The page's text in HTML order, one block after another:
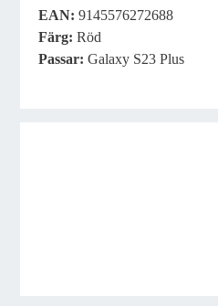
EAN: 9145576272688
Färg: Röd
Passar: Galaxy S23 Plus